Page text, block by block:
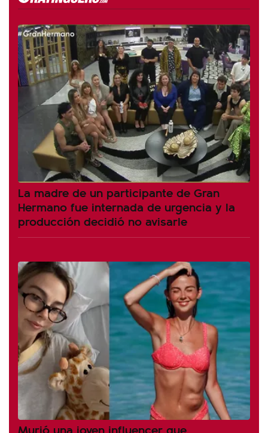
La madre de un participante de Gran
Hermano fue internada de urgencia y la
producción decidió no avisarle
Murió una joven influencer que